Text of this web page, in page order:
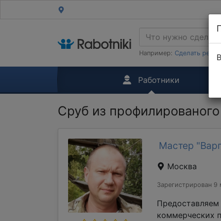
Например: Сделать
Работники
Сруб из
Мастер
Москва
Зарегистрирован 9
коммерческих